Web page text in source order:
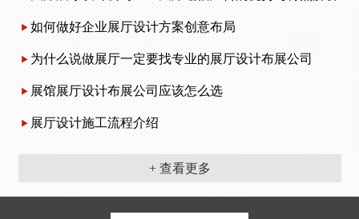
如何做好企业展厅设计方案创意布局
为什么说做展厅一定要找专业的展厅设计布展公司
展馆展厅设计布展公司应该怎么选
展厅设计施工流程介绍
+ 查看更多